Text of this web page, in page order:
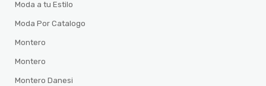
Moda a tu Estilo
Moda Por Catalogo
Montero
Montero
Montero Danesi